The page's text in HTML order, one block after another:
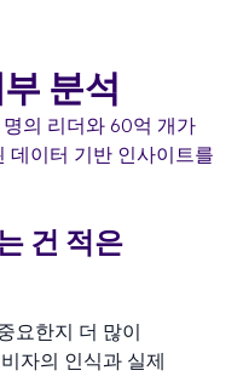
분석
의 리더와 60억 개가
데이터 기반 인사이트를
건 적은
요한지 더 많이
자의 인식과 실제